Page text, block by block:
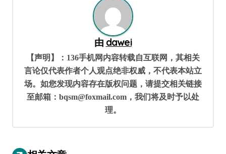
由 dawei
【声明】：136手机网内容转载自互联网，其相关
言论仅代表作者个人观点绝非权威，不代表本站立
场。如您发现内容存在版权问题，请提交相关链接
至邮箱：bqsm@foxmail.com，我们将及时予以处
理。